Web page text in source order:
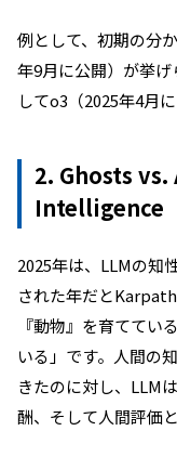
例として、初期の分
年9月に公開）が挙
してo3（2025年4月
2. Ghosts
Intelligence
2025年は、LLMの知
された年だと
『動物』を育ててい
いる」です。人間の
きたのに対し、LLM
酬、そして人間評価